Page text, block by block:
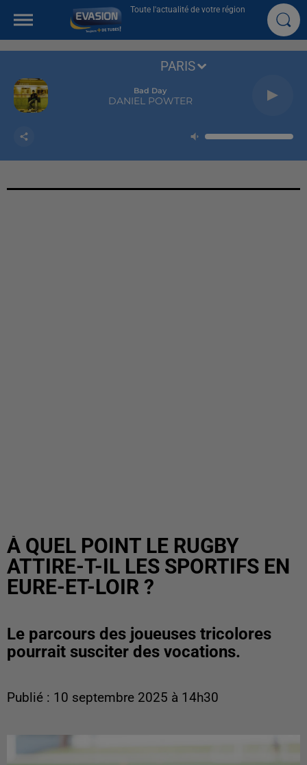
Toute l'actualité de votre région
Bad Day
DANIEL POWTER
PARIS
À QUEL POINT LE RUGBY
ATTIRE-T-IL LES SPORTIFS EN
EURE-ET-LOIR ?
Le parcours des joueuses tricolores
pourrait susciter des vocations.
Publié : 10 septembre 2025 à 14h30